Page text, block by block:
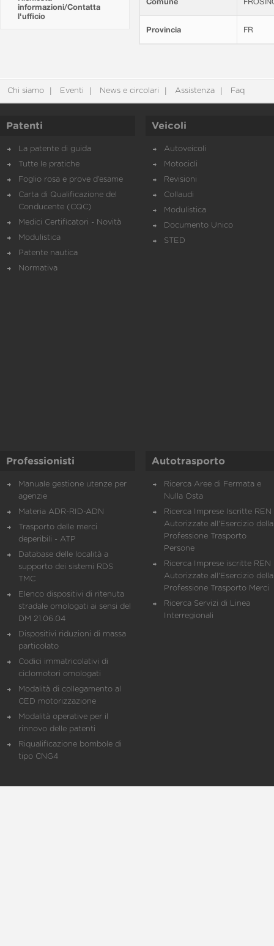
informazioni/Contatta
l'ufficio
Provincia FR
Chi siamo Eventi News e circolari Assistenza Faq
Patenti
La patente di guida
Tutte le pratiche
Foglio rosa e prove d’esame
Carta di Qualificazione del
Conducente (CQC)
Medici Certificatori - Novità
Modulistica
Patente nautica
Normativa
Veicoli
Autoveicoli
Motocicli
Revisioni
Collaudi
Modulistica
Documento Unico
STED
Professionisti
Manuale gestione utenze per
agenzie
Materia ADR-RID-ADN
Trasporto delle merci
deperibili - ATP
Database delle località a
supporto dei sistemi RDS
TMC
Elenco dispositivi di ritenuta
stradale omologati ai sensi del
DM 21.06.04
Dispositivi riduzioni di massa
particolato
Codici immatricolativi di
ciclomotori omologati
Modalità di collegamento al
CED motorizzazione
Modalità operative per il
rinnovo delle patenti
Riqualificazione bombole di
tipo CNG4
Autotrasporto
Ricerca Aree di Fermata e
Nulla Osta
Ricerca Imprese Iscritte REN
Autorizzate all'Esercizio della
Professione Trasporto
Persone
Ricerca Imprese iscritte REN
Autorizzate all'Esercizio della
Professione Trasporto Merci
Ricerca Servizi di Linea
Interregionali